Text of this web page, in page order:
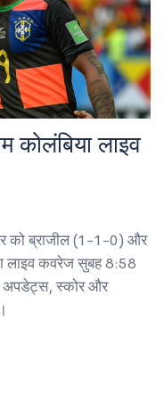
कोलंबिया लाइव
को ब्राजील (1-1-0) और
लाइव कवरेज सुबह 8:58
अपडेट्स, स्कोर और